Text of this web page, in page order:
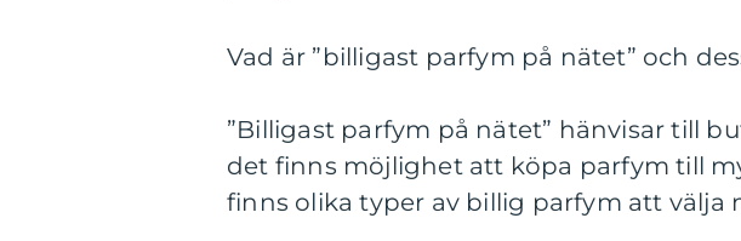
Vad är ”billigast parfym på nätet” och
”Billigast parfym på nätet” hänvisar till
det finns möjlighet att köpa parfym till
finns olika typer av billig parfym att välja